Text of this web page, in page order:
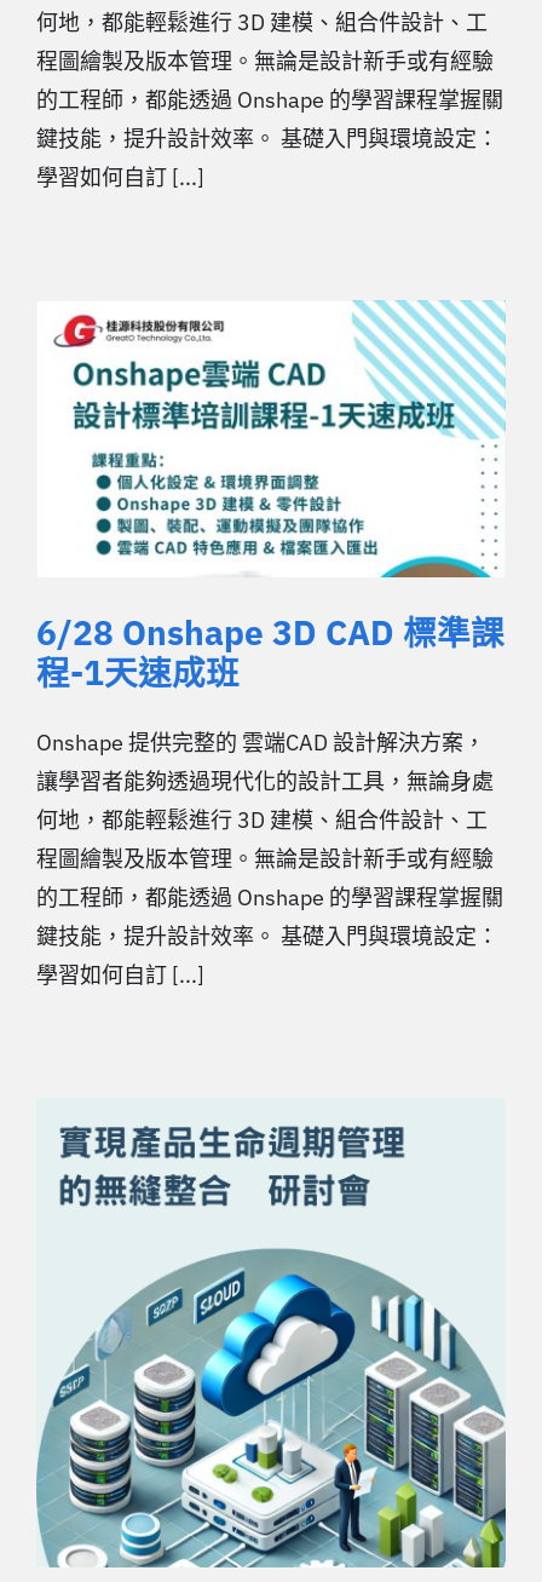
何地，都能輕鬆進行 3D 建模、組合件設計、工
程圖繪製及版本管理。無論是設計新手或有經驗
的工程師，都能透過 Onshape 的學習課程掌握關
鍵技能，提升設計效率。 基礎入門與環境設定：
學習如何自訂 [...]
6/28 Onshape 3D CAD 標準課
程-1天速成班
Onshape 提供完整的 雲端CAD 設計解決方案，
讓學習者能夠透過現代化的設計工具，無論身處
何地，都能輕鬆進行 3D 建模、組合件設計、工
程圖繪製及版本管理。無論是設計新手或有經驗
的工程師，都能透過 Onshape 的學習課程掌握關
鍵技能，提升設計效率。 基礎入門與環境設定：
學習如何自訂 [...]